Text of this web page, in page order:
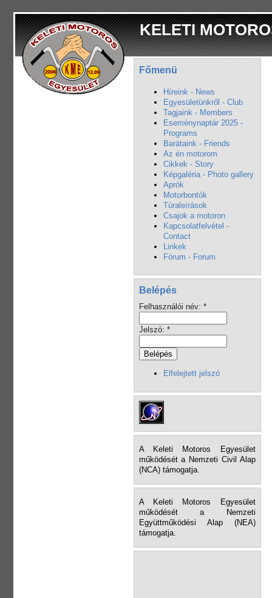
KELETI
Főmenü
Híreink - News
Egyesületünkről - Club
Tagjaink - Members
Eseménynaptár 2025 -
Programs
Barátaink - Friends
Az én motorom
Cikkek - Story
Képgaléria - Photo gallery
Aprók
Motorbontók
Túraleírások
Csajok a motoron
Kapcsolatfelvétel -
Contact
Linkek
Fórum - Forum
Belépés
Felhasználói név: *
Jelszó: *
Elfelejtett jelszó
A Keleti Motoros Egyesület
működését a Nemzeti Civil Alap
(NCA) támogatja.
A Keleti Motoros Egyesület
működését a Nemzeti
Együttműködési Alap (NEA)
támogatja.